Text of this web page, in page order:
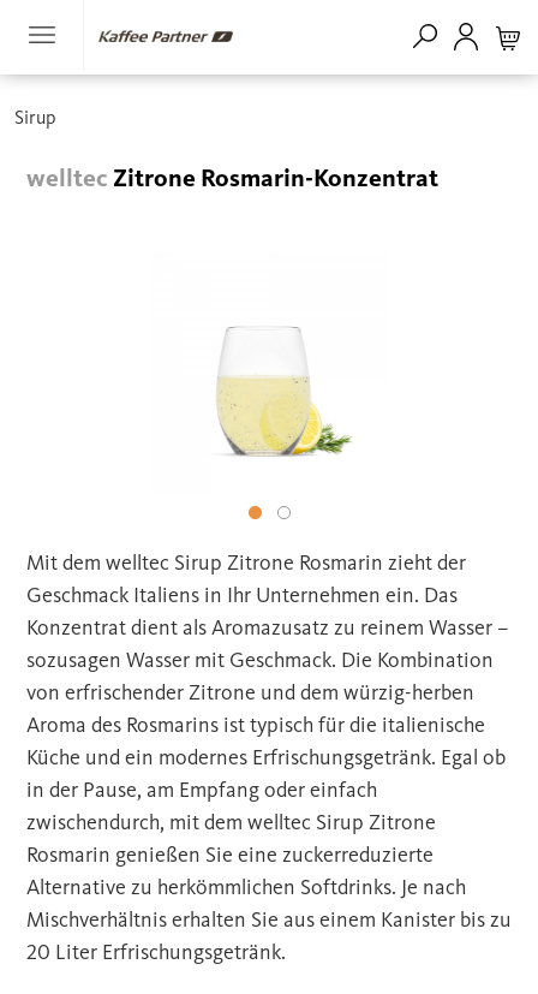
Sirup
welltec Zitrone Rosmarin-Konzentrat
Mit dem welltec Sirup Zitrone Rosmarin zieht der
Geschmack Italiens in Ihr Unternehmen ein. Das
Konzentrat dient als Aromazusatz zu reinem Wasser –
sozusagen Wasser mit Geschmack. Die Kombination
von erfrischender Zitrone und dem würzig-herben
Aroma des Rosmarins ist typisch für die italienische
Küche und ein modernes Erfrischungsgetränk. Egal ob
in der Pause, am Empfang oder einfach
zwischendurch, mit dem welltec Sirup Zitrone
Rosmarin genießen Sie eine zuckerreduzierte
Alternative zu herkömmlichen Softdrinks. Je nach
Mischverhältnis erhalten Sie aus einem Kanister bis zu
20 Liter Erfrischungsgetränk.